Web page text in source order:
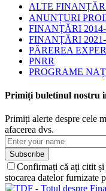
ALTE
ANUNȚURI
FINANȚĂRI
FINANȚĂRI
PĂREREA
PNRR
PROGRAME
Primiți buletinul nostru
Primiți alerte despre cele
afacerea dvs.
Subscribe
Confirmați că ați citit și
stocarea datelor furnizate